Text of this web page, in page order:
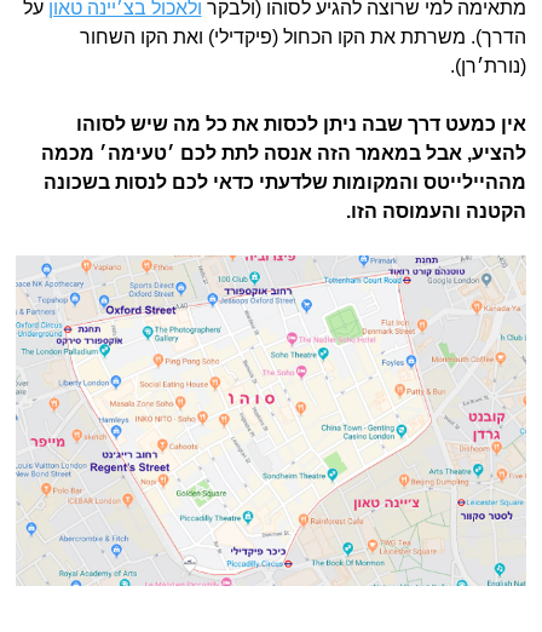
מתאימה למי שרוצה להגיע לסוהו (ולבקר ולאכול בצ׳יינה טאון על
הדרך). משרתת את הקו הכחול (פיקדילי) ואת הקו השחור
(נורת׳רן).
אין כמעט דרך שבה ניתן לכסות את כל מה שיש לסוהו
להציע, אבל במאמר הזה אנסה לתת לכם ׳טעימה׳ מכמה
מההיילייטס והמקומות שלדעתי כדאי לכם לנסות בשכונה
הקטנה והעמוסה הזו.